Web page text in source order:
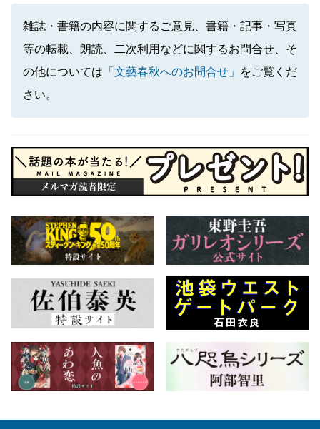
雑誌・書籍の内容に関するご意見、書籍・記事・写真
等の転載、朗読、二次利用などに関するお問合せ、そ
の他については 「文藝春秋へのお問合せ」
をご覧くだ
さい。